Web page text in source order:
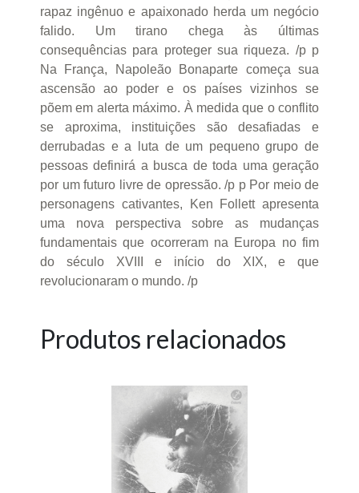
rapaz ingênuo e apaixonado herda um negócio
falido. Um tirano chega às últimas
consequências para proteger sua riqueza. /p p
Na França, Napoleão Bonaparte começa sua
ascensão ao poder e os países vizinhos se
põem em alerta máximo. À medida que o conflito
se aproxima, instituições são desafiadas e
derrubadas e a luta de um pequeno grupo de
pessoas definirá a busca de toda uma geração
por um futuro livre de opressão. /p p Por meio de
personagens cativantes, Ken Follett apresenta
uma nova perspectiva sobre as mudanças
fundamentais que ocorreram na Europa no fim
do século XVIII e início do XIX, e que
revolucionaram o mundo. /p
Produtos relacionados